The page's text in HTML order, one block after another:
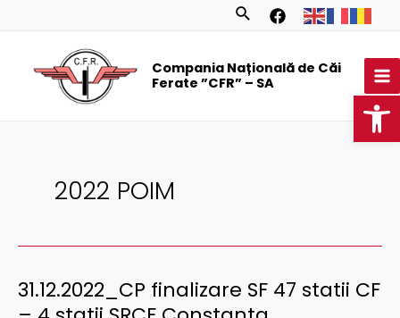
Search
Compania Națională de Căi
Ferate ”CFR” – SA
2022 POIM
31.12.2022_CP finalizare SF 47 statii CF